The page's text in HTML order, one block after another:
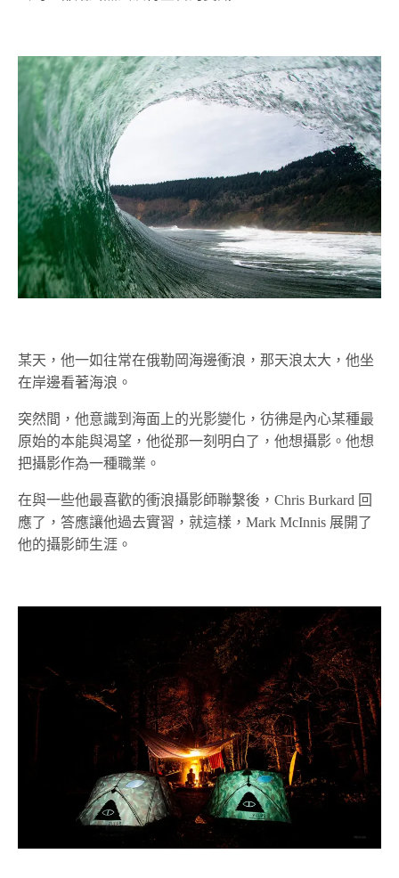
某天，他一如往常在俄勒岡海邊衝浪，那天浪太大，他坐
在岸邊看著海浪。
突然間，他意識到海面上的光影變化，彷彿是內心某種最
原始的本能與渴望，他從那一刻明白了，他想攝影。他想
把攝影作為一種職業。
在與一些他最喜歡的衝浪攝影師聯繫後，Chris Burkard 回
應了，答應讓他過去實習，就這樣，Mark McInnis 展開了
他的攝影師生涯。